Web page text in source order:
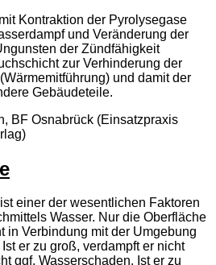
Kontraktion der Pyrolysegase
und Veränderung der
der Zündfähigkeit
zur Verhinderung der
und damit der
Gebäudeteile.
BF Osnabrück (Einsatzpraxis
einer der wesentlichen Faktoren
Wasser. Nur die Oberfläche
in Verbindung mit der Umgebung
er zu groß, verdampft er nicht
ggf. Wasserschaden. Ist er zu